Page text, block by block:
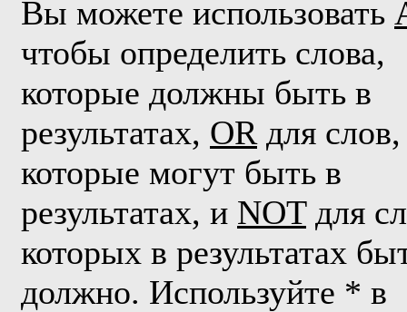
Вы можете использовать
чтобы определить слова,
которые должны быть в
результатах, OR для слов,
которые могут быть в
результатах, и NOTдля
которых в результатах
должно. Используйте * в